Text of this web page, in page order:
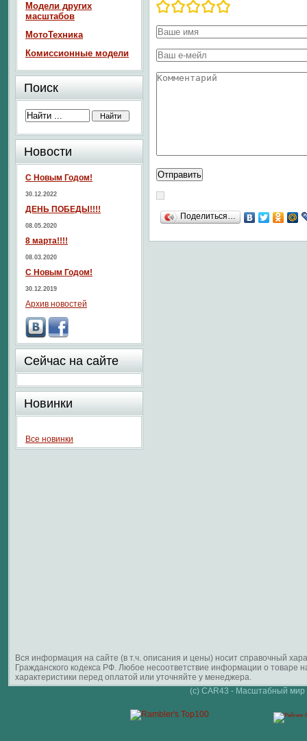
Поделиться…
Модели других
масштабов
МотоТехника
Комиссионные модели
Поиск
Новости
С Новым Годом!
30.12.2022
ДЕНЬ ПОБЕДЫ!!!!
08.05.2020
8 марта!!!!
08.03.2020
С Новым Годом!
30.12.2019
Архив новостей
Сейчас на сайте
Новинки
Все новинки
Вся информация на сайте (в т.ч. описания и цены) носит справочный
Гражданского кодекса РФ. Любое несоответствие информации о
характеристики перед оплатой или уточняйте у менеджера.
(c) CAR43 - Масштабный мир